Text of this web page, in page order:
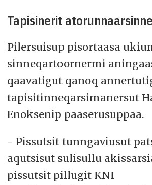
Tapisinerit
Pilersuisup pisortaasa
sinneqartoornermi
qaavatigut qanoq
tapisitinneqarsimanersut
Enoksenip paaserusuppaa.
- Pissutsit tunngaviusut
aqutsisut sulisullu
pissutsit pillugit KNI